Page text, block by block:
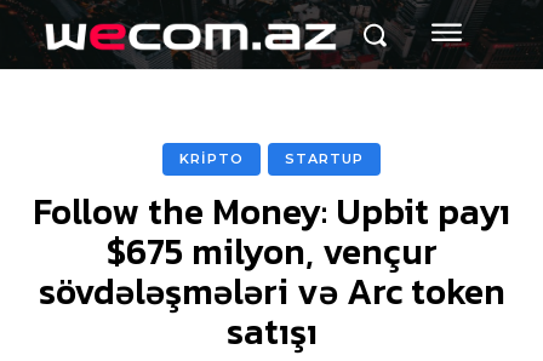
KRİPTO STARTUP
Follow the Money: Upbit payı
$675 milyon, vençur
sövdələşmələri və Arc token
satışı